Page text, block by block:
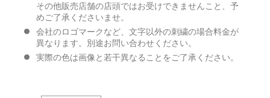
その他販売店舗の店頭ではお受けできませんこと、予
めご了承くださいませ。
会社のロゴマークなど、文字以外の刺繍の場合料金が
異なります。別途お問い合わせください。
実際の色は画像と若干異なることをご了承ください。